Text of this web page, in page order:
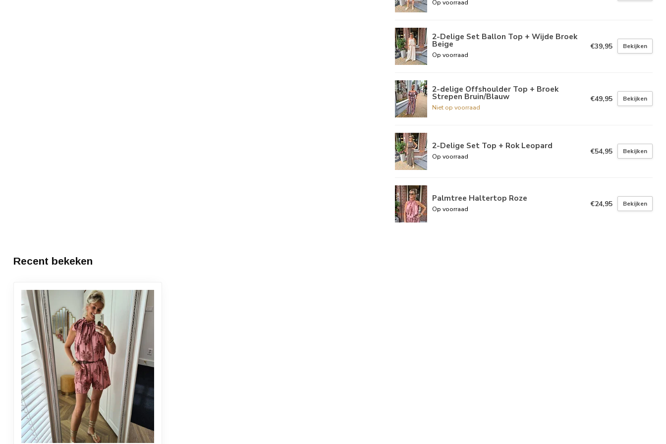
Op voorraad
2-Delige Set Ballon Top + Wijde Broek
Beige
Op voorraad
€39,95 Bekijken
2-delige Offshoulder Top + Broek
Strepen Bruin/Blauw
Niet op voorraad
€49,95 Bekijken
2-Delige Set Top + Rok Leopard
Op voorraad
€54,95 Bekijken
Palmtree Haltertop Roze
Op voorraad
€24,95 Bekijken
Recent bekeken